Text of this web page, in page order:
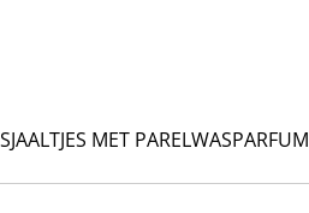
SJAALTJES MET PARELWASPARFUM